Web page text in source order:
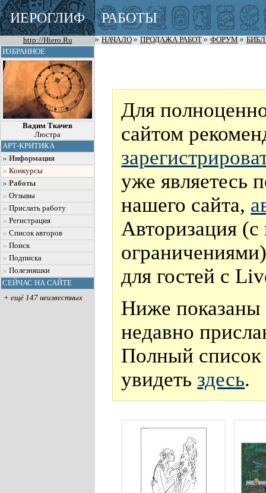
ИЕРОГЛИФ РАБОТЫ
http://Hiero.Ru НАЧАЛО ПРОДАЖА РАБОТ ФОРУМ
ИЗБРАННОЕ
Вадим Ткачев
Люстра
АРТ-КРИТИКА
Информация
Конкурсы
Работы
Отзывы
Прислать работу
Регистрация
Список авторов
Поиск
Подписка
Полезняшки
СЕЙЧАС НА САЙТЕ
+ ещё 147 неизвестных
Для
сайтом
уже являетесь
нашего сайта,
Авторизация
для гостей с
Ниже показаны
недавно
Полный
увидеть здесь.